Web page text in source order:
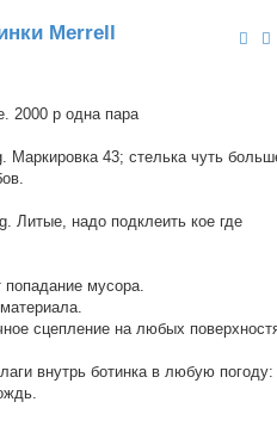
Merrell
2000 р одна пара
Маркировка 43; стелька чуть
Литые, надо подклеить кое где
попадание мусора.
сцепление на любых
внутрь ботинка в любую погоду: